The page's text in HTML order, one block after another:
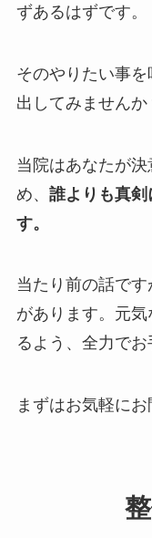
ずあるはずです。
そのやりたい事
出してみませんか
当院はあなたが
め、 誰よりも真剣
す。
当たり前の話で
があります。元
るよう、全力でお
まずはお気軽にお